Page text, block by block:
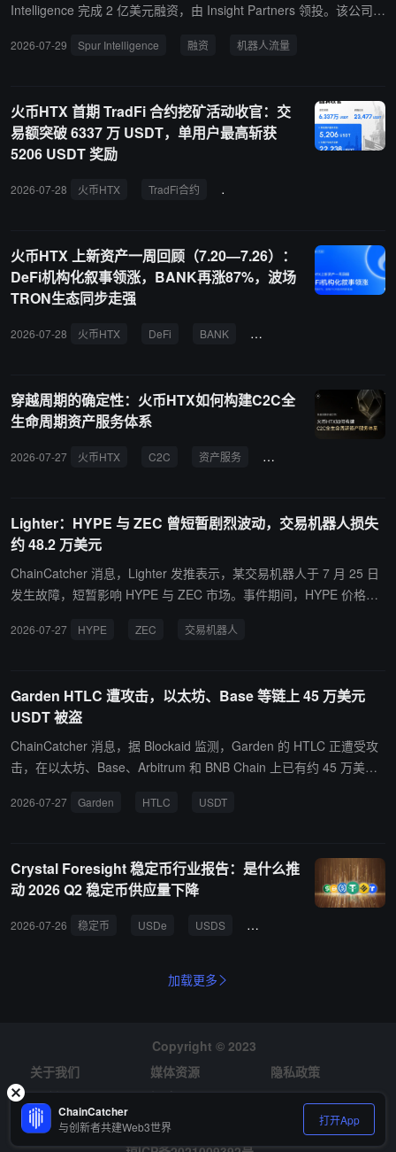
Intelligence 完成 2 亿美元融资，由 Insight Partners 领投。该公司成
别虚假用户和威胁。Cloudflare 上月报告称，截至 2026 年中期，互
代理网络等匿名化基础设施激增，企业面临“能看到活动但看不到背
后基础设施”的盲点。
2026-07-29 Spur Intelligence 融资 机器人流量
火币HTX 首期 TradFi 合约挖矿活动收官：交
易额突破 6337 万 USDT，单用户最高斩获
5206 USDT 奖励
2026-07-28 火币HTX TradFi合约
火币HTX 上新资产一周回顾（7.20—7.26）：
DeFi机构化叙事领涨，BANK再涨87%，波场
TRON生态同步走强
2026-07-28 火币HTX DeFi BANK 波场TRON
穿越周期的确定性：火币HTX如何构建C2C全
生命周期资产服务体系
2026-07-27 火币HTX C2C 资产服务 安全交易
Lighter：HYPE 与 ZEC 曾短暂剧烈波动，交易机器人损失
约 48.2 万美元
ChainCatcher 消息，Lighter 发推表示，某交易机器人于 7 月 25 日
发生故障，短暂影响 HYPE 与 ZEC 市场。事件期间，HYPE 价格在
为 58 美元附近，随后价格在一分钟内恢复。全市场未出现强制平
ZEC 上产生 2.208 亿美元吃单量，占 86.7%，导致 ZEC 价格短暂上
涨至 521 美元。Lighter 表示，风险引擎通过抗操纵公允价格标记仓
位，并在保证金不足时拒绝 801 笔订单。最终该机器人损失约 48.2
万美元，均为自有资金。Lighter 流动性池（LLP）获得约 14.3 万美
2026-07-27 HYPE ZEC 交易机器人
Garden HTLC 遭攻击，以太坊、Base 等链上 45 万美元
USDT 被盗
ChainCatcher 消息，据 Blockaid 监测，Garden 的 HTLC 正遭受攻
击，在以太坊、Base、Arbitrum 和 BNB Chain 上已有约 45 万美元
应用并展开全面调查，后续将公布更多信息。
2026-07-27 Garden HTLC USDT
Crystal Foresight 稳定币行业报告：是什么推
动 2026 Q2 稳定币供应量下降
2026-07-26 稳定币 USDe USDS USDC
加载更多
Copyright © 2023
关于我们
媒体资源
隐私政策
风险提示
招聘
ChainCatcher
与创新者共建Web3世界 打开App